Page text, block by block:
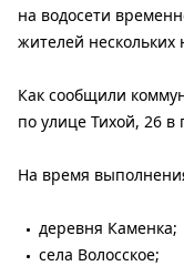
на водосети
жителей нескольких
Как сообщили
по улице Тихой, 26 в
На время
деревня Каменка;
села Волосское;